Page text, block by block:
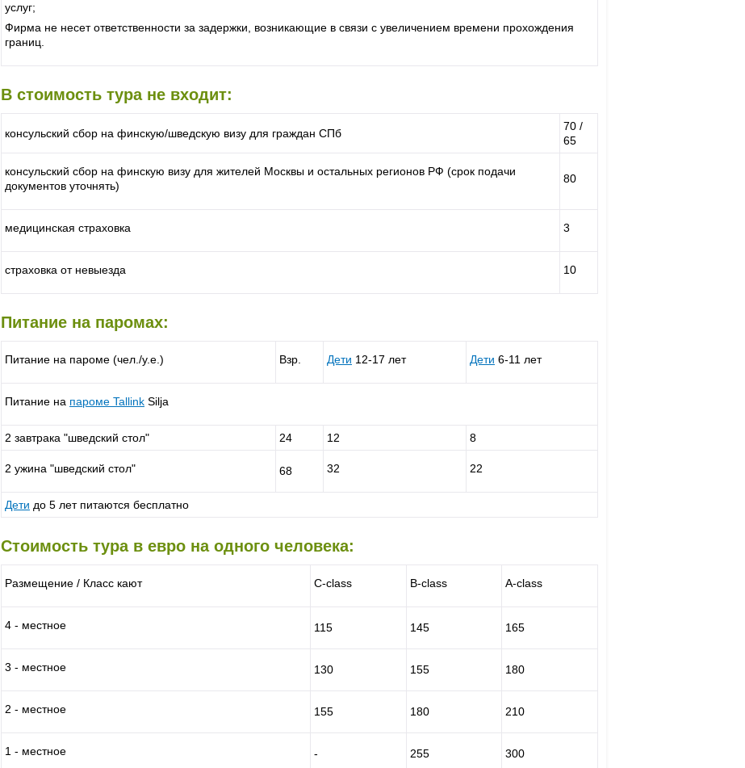
услуг;
Фирма не несет ответственности за задержки, возникающие в связи с увеличением времени прохождения
границ.
В стоимость тура не входит:
консульский сбор на финскую/шведскую визу для граждан СПб
70 /
65
консульский сбор на финскую визу для жителей Москвы и остальных регионов РФ (срок подачи
документов уточнять)
80
медицинская страховка 3
страховка от невыезда 10
Питание на паромах:
Питание на пароме (чел./у.е.) Взр. Дети 12-17 лет Дети 6-11 лет
Питание на пароме Tallink Silja
2 завтрака "шведский стол" 24 12 8
2 ужина "шведский стол" 68 32 22
Дети до 5 лет питаются бесплатно
Стоимость тура в евро на одного человека:
Размещение / Класс кают С-class B-class A-class
4 - местное 115 145 165
3 - местное 130 155 180
2 - местное 155 180 210
1 - местное - 255 300